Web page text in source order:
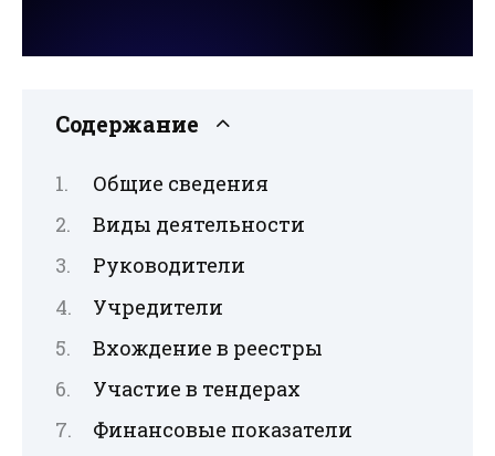
Содержание
Общие сведения
Виды деятельности
Руководители
Учредители
Вхождение в реестры
Участие в тендерах
Финансовые показатели